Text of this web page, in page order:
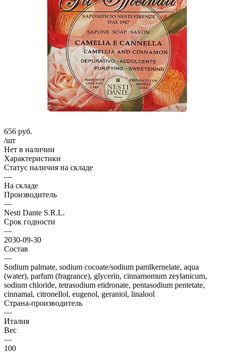
656 руб.
/шт
Нет в наличии
Характеристики
Статус наличия на складе
—
На складе
Производитель
—
Nesti Dante S.R.L.
Срок годности
—
2030-09-30
Состав
—
Sodium palmate, sodium cocoate/sodium pamlkernelate, aqua
(water), parfum (fragrance), glycerin, cinnamomum zeylanicum,
sodium chloride, tetrasodium etidronate, pentasodium pentetate,
cinnamal, citronellol, eugenol, geraniol, linalool
Страна-производитель
—
Италия
Вес
—
100